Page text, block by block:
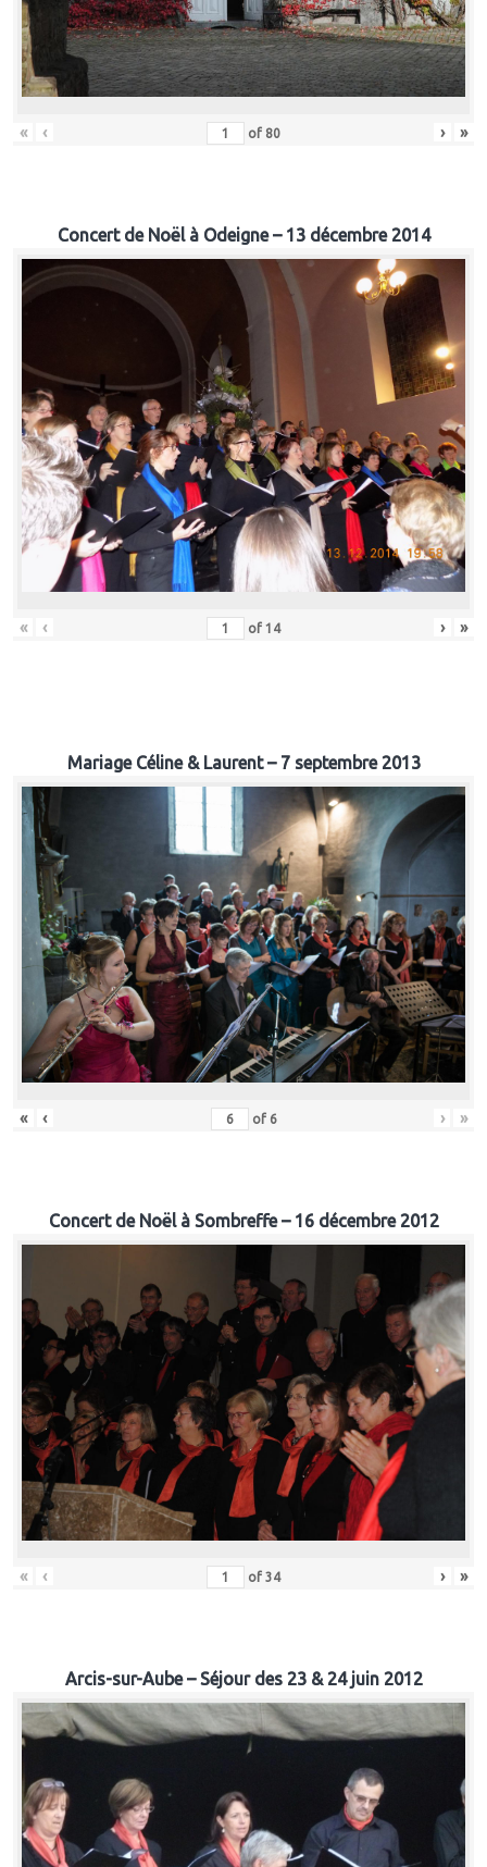
« ‹ of 80 › »
Concert de Noël à Odeigne – 13 décembre 2014
« ‹ of 14 › »
Mariage Céline & Laurent – 7 septembre 2013
« ‹ of 6 › »
Concert de Noël à Sombreffe – 16 décembre 2012
« ‹ of 34 › »
Arcis-sur-Aube – Séjour des 23 & 24 juin 2012